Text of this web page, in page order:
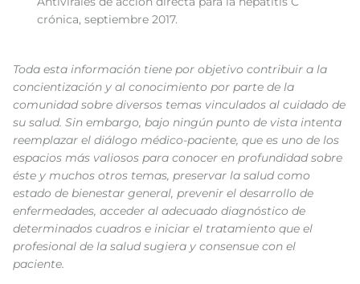
crónica, septiembre 2017.
Toda esta información tiene por objetivo contribuir a la
concientización y al conocimiento por parte de la
comunidad sobre diversos temas vinculados al cuidado de
su salud. Sin embargo, bajo ningún punto de vista intenta
reemplazar el diálogo médico-paciente, que es uno de los
espacios más valiosos para conocer en profundidad sobre
éste y muchos otros temas, preservar la salud como
estado de bienestar general, prevenir el desarrollo de
enfermedades, acceder al adecuado diagnóstico de
determinados cuadros e iniciar el tratamiento que el
profesional de la salud sugiera y consensue con el
paciente.